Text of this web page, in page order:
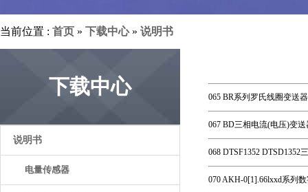
当前位置 : 首页 » 下载中心» 说明书
下载中心
说明书
电量传感器
065 BR系列罗氏线圈变送
067 BD三相电流(电压)变
068 DTSF1352 DTSD1352
070 AKH-0[1].66lxxd系列